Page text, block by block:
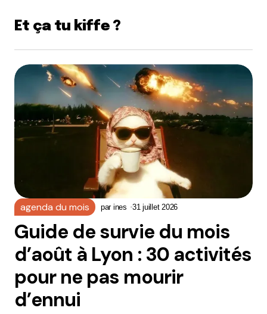
Et ça tu kiffe ?
agenda du mois par ines 31 juillet 2026
Guide de survie du mois
d’août à Lyon : 30 activités
pour ne pas mourir
d’ennui